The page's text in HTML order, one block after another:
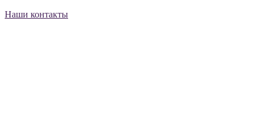
Наши контакты